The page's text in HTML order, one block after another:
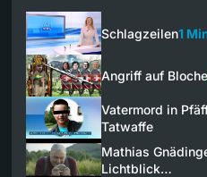
Schlagzeilen1
Angriff auf
Vatermord in
Tatwaffe
Mathias
Lichtblick…